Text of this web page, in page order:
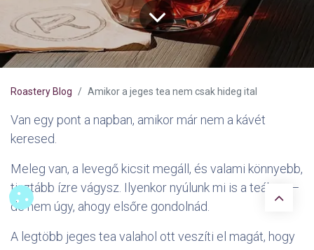
Roastery Blog Amikor a jeges tea nem csak hideg ital
Van egy pont a napban, amikor már nem a kávét
keresed.
Meleg van, a levegő kicsit megáll, és valami könnyebb,
tisztább ízre vágysz. Ilyenkor nyúlunk mi is a teához —
de nem úgy, ahogy elsőre gondolnád.
A legtöbb jeges tea valahol ott veszíti el magát, hogy